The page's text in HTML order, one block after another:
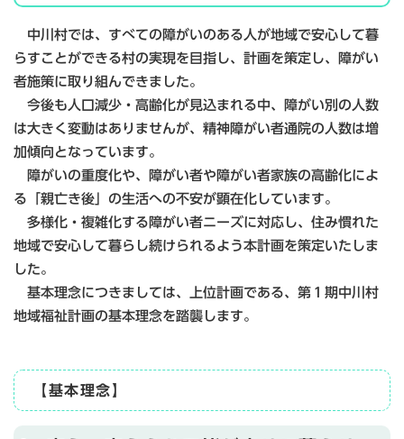
中川村では、すべての障がいのある人が地域で安心して暮
らすことができる村の実現を目指し、計画を策定し、障がい
者施策に取り組んできました。
今後も人口減少・高齢化が見込まれる中、障がい別の人数
は大きく変動はありませんが、精神障がい者通院の人数は増
加傾向となっています。
障がいの重度化や、障がい者や障がい者家族の高齢化によ
る「親亡き後」の生活への不安が顕在化しています。
多様化・複雑化する障がい者ニーズに対応し、住み慣れた
地域で安心して暮らし続けられるよう本計画を策定いたしま
した。
基本理念につきましては、上位計画である、第１期中川村
地域福祉計画の基本理念を踏襲します。
【基本理念】